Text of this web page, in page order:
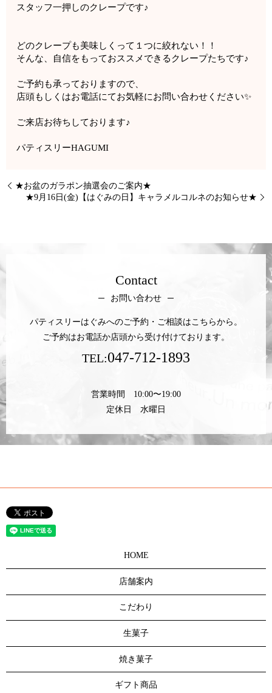
スタッフ一押しのクレープです♪
どのクレープも美味しくって１つに絞れない！！
そんな、自信をもっておススメできるクレープたちです♪
ご予約も承っておりますので、
店頭もしくはお電話にてお気軽にお問い合わせください✨
ご来店お待ちしております♪
パティスリーHAGUMI
★お盆のガラポン抽選会のご案内★
★9月16日(金)【はぐみの日】キャラメルコルネのお知らせ★
Contact
お問い合わせ
パティスリーはぐみへのご予約・ご相談はこちらから。
ご予約はお電話か店頭から受け付けております。
TEL:047-712-1893
営業時間 10:00〜19:00
定休日 水曜日
HOME
店舗案内
こだわり
生菓子
焼き菓子
ギフト商品